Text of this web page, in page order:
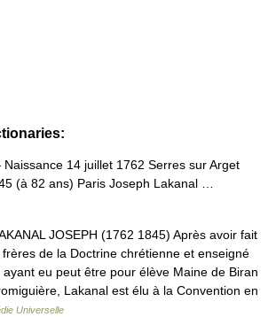
14 juillet 1762 Serres sur Arget
(à 82 ans) Paris Joseph Lakanal …
JOSEPH (1762 1845) Après avoir fait
de la Doctrine chrétienne et enseigné
eu peut être pour élève Maine de Biran
Lakanal est élu à la Convention en
Universelle